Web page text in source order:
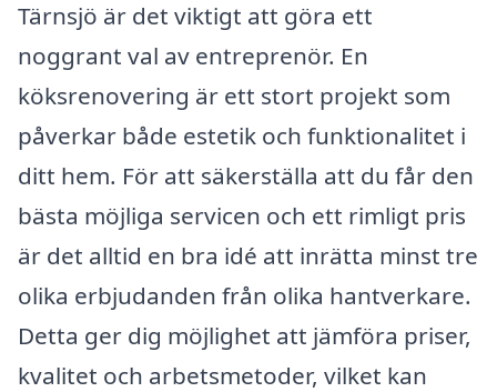
Tärnsjö är det viktigt att göra ett
noggrant val av entreprenör. En
köksrenovering är ett stort projekt som
påverkar både estetik och funktionalitet i
ditt hem. För att säkerställa att du får den
bästa möjliga servicen och ett rimligt pris
är det alltid en bra idé att inrätta minst tre
olika erbjudanden från olika hantverkare.
Detta ger dig möjlighet att jämföra priser,
kvalitet och arbetsmetoder, vilket kan